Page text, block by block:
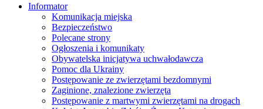
Informator
Komunikacja miejska
Bezpieczeństwo
Polecane strony
Ogłoszenia i komunikaty
Obywatelska inicjatywa uchwałodawcza
Pomoc dla Ukrainy
Postępowanie ze zwierzętami bezdomnymi
Zaginione, znalezione zwierzęta
Postępowanie z martwymi zwierzętami na drogach